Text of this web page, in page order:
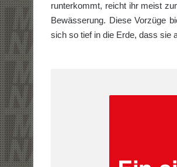
runterkommt, reicht ihr meist
Bewässerung. Diese Vorzüge
sich so tief in die Erde, dass sie